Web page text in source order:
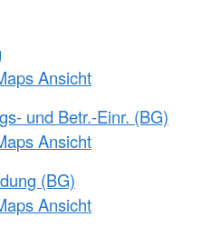
Ansicht
und Betr.-Einr. (BG)
Ansicht
(BG)
Ansicht